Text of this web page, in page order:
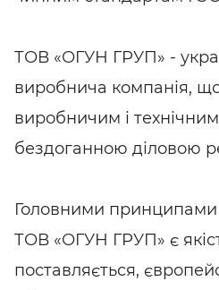
ТОВ «ОГУН ГРУП» -
виробнича компанія,
виробничим і
бездоганною діловою
Головними принципами
ТОВ «ОГУН ГРУП» є
поставляється,